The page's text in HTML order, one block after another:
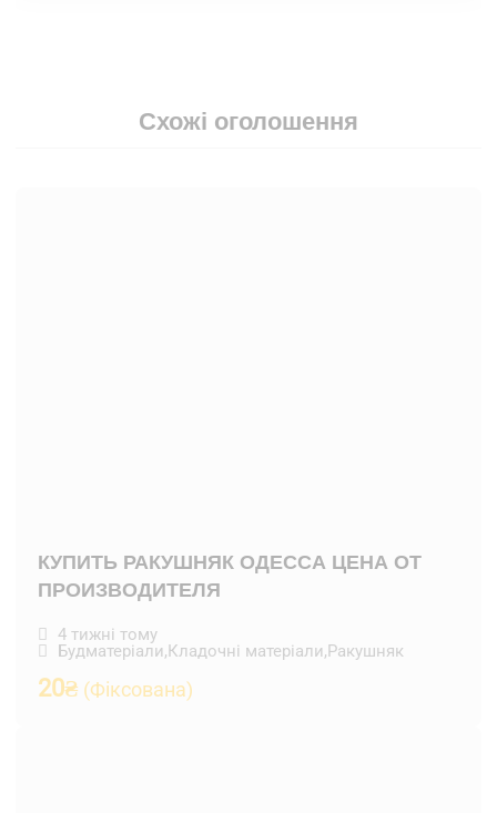
Схожі оголошення
КУПИТЬ РАКУШНЯК ОДЕССА ЦЕНА ОТ
ПРОИЗВОДИТЕЛЯ
4 тижні тому
Будматеріали,Кладочні матеріали,Ракушняк
20₴ (Фіксована)